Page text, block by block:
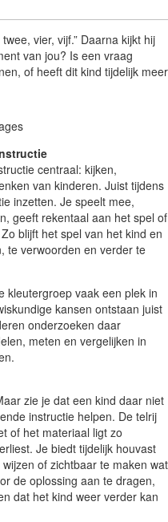
vier, vijf.” Daarna kijkt hij
van jou? Is een vraag
of heeft dit kind tijdelijk meer
centraal: kijken,
van kinderen. Juist tijdens
inzetten. Je speelt mee,
geeft rekentaal aan het spel of
blijft het spel van het kind en
te verwoorden en verder te
kleutergroep vaak een plek in
kansen ontstaan juist
onderzoeken daar
meten en vergelijken in
zie je dat een kind daar niet
instructie helpen. De telrij
of het materiaal ligt zo
Je biedt tijdelijk houvast
of zichtbaar te maken wat
de oplossing aan te dragen,
dat het kind weer verder kan